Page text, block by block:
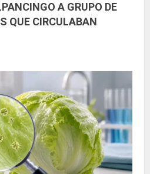
A GRUPO DE
QUE CIRCULABAN